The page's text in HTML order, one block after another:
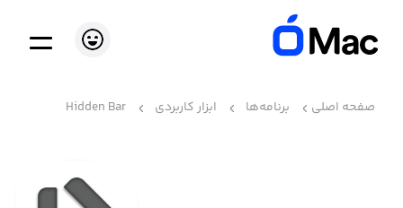
صفحه اصلی برنامه‌ها ابزار کاربردی Hidden Bar